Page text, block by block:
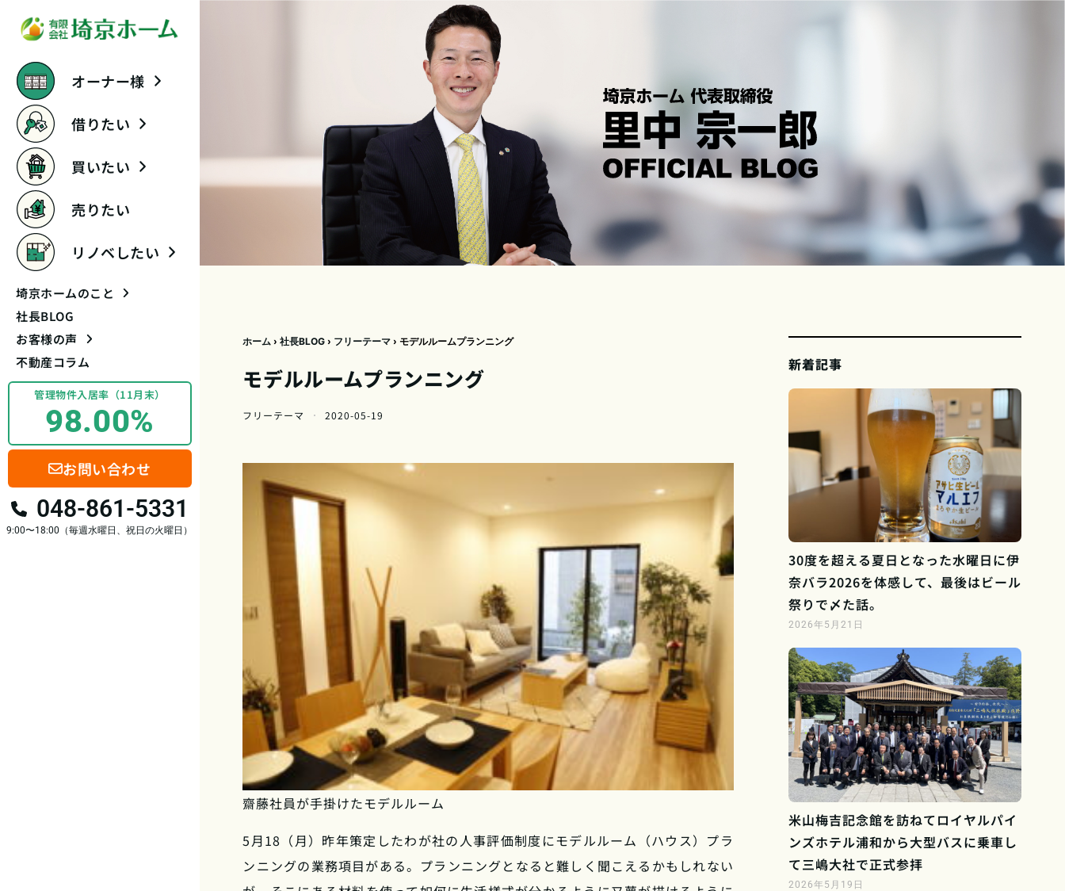
オーナー様
借りたい
買いたい
売りたい
リノベしたい
埼京ホームのこと
社長BLOG
お客様の声
不動産コラム
管理物件入居率（11月末）
98.00%
お問い合わせ
048-861-5331
9:00〜18:00（毎週水曜日、祝日の火曜日）
ホーム › 社長BLOG › フリーテーマ › モデルルームプランニング
モデルルームプランニング
フリーテーマ 2020-05-19
齋藤社員が手掛けたモデルルーム
5月18（月）昨年策定したわが社の人事評価制度にモデルルーム（ハウス）プラ
ンニングの業務項目がある。プランニングとなると難しく聞こえるかもしれない
新着記事
30度を超える夏日となった水曜日に伊
奈バラ2026を体感して、最後はビール
祭りで〆た話。
2026年5月21日
米山梅吉記念館を訪ねてロイヤルパイ
ンズホテル浦和から大型バスに乗車し
て三嶋大社で正式参拝
2026年5月19日